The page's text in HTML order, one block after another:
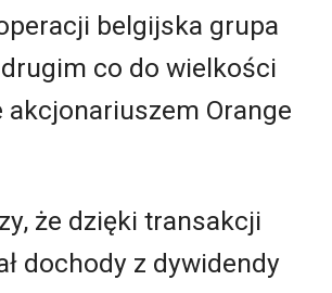
belgijska grupa
co do wielkości
akcjonariuszem Orange
że dzięki transakcji
dochody z dywidendy